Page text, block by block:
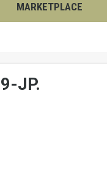
MARKETPLACE
JP.